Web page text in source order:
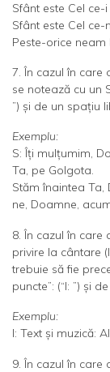
Sfânt este Cel ce-
Sfânt este Cel ce-
Peste-orice neam
7. În cazul în care
se notează cu un
”) şi de un spaţiu
Exemplu:
S: Îţi mulţumim,
Ta, pe Golgota.
Stăm înaintea Ta,
ne, Doamne,
8. În cazul în care
privire la cântare
trebuie să fie
puncte”: (“I: ”) şi
Exemplu:
I: Text şi muzică:
9. În cazul în care